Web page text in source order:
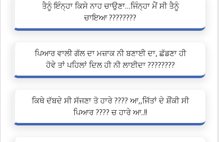
ਤੈਨੂੰ ਇੰਨ੍ਹਾ ਕਿਸੇ ਨਾਹ ਚਾਉਣਾ…ਜਿੰਨ੍ਹਾ ਮੈਂ ਸੀ ਤੈਨੂੰ
ਚਾਇਆ ????????
ਪਿਆਰ ਵਾਲੀ ਗੱਲ ਦਾ ਮਜ਼ਾਕ ਨੀ ਬਣਾਈ ਦਾ, ਛੱਡਣਾ ਹੀ
ਹੋਵੇ ਤਾਂ ਪਹਿਲਾਂ ਦਿਲ ਹੀ ਨੀ ਲਾਈਦਾ ????????
ਕਿਥੇ ਦੱਬਦੇ ਸੀ ਸੱਜਣਾ ਤੋ ਹਾਰੇ ???? ਆ,,ਜਿੱਤਾਂ ਦੇ ਸ਼ੌਂਕੀ ਸੀ
ਪਿਆਰ ???? ਚ ਹਾਰੇ ਆ..!!